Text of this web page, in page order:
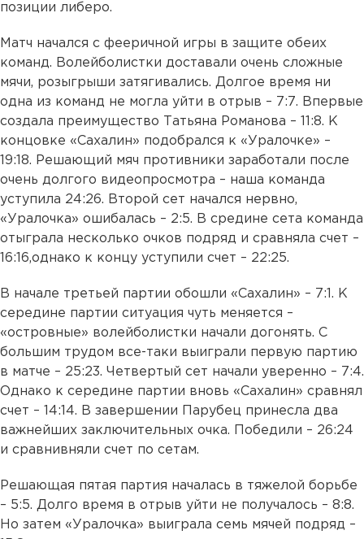
позиции либеро.
Матч начался с фееричной игры в защите обеих
команд. Волейболистки доставали очень сложные
мячи, розыгрыши затягивались. Долгое время ни
одна из команд не могла уйти в отрыв – 7:7. Впервые
создала преимущество Татьяна Романова – 11:8. К
концовке «Сахалин» подобрался к «Уралочке» –
19:18. Решающий мяч противники заработали после
очень долгого видеопросмотра – наша команда
уступила 24:26. Второй сет начался нервно,
«Уралочка» ошибалась – 2:5. В средине сета команда
отыграла несколько очков подряд и сравняла счет –
16:16,однако к концу уступили счет – 22:25.
В начале третьей партии обошли «Сахалин» – 7:1. К
середине партии ситуация чуть меняется –
«островные» волейболистки начали догонять. С
большим трудом все-таки выиграли первую партию
в матче – 25:23. Четвертый сет начали уверенно – 7:4.
Однако к середине партии вновь «Сахалин» сравнял
счет – 14:14. В завершении Парубец принесла два
важнейших заключительных очка. Победили – 26:24
и сравнивняли счет по сетам.
Решающая пятая партия началась в тяжелой борьбе
– 5:5. Долго время в отрыв уйти не получалось – 8:8.
Но затем «Уралочка» выиграла семь мячей подряд –